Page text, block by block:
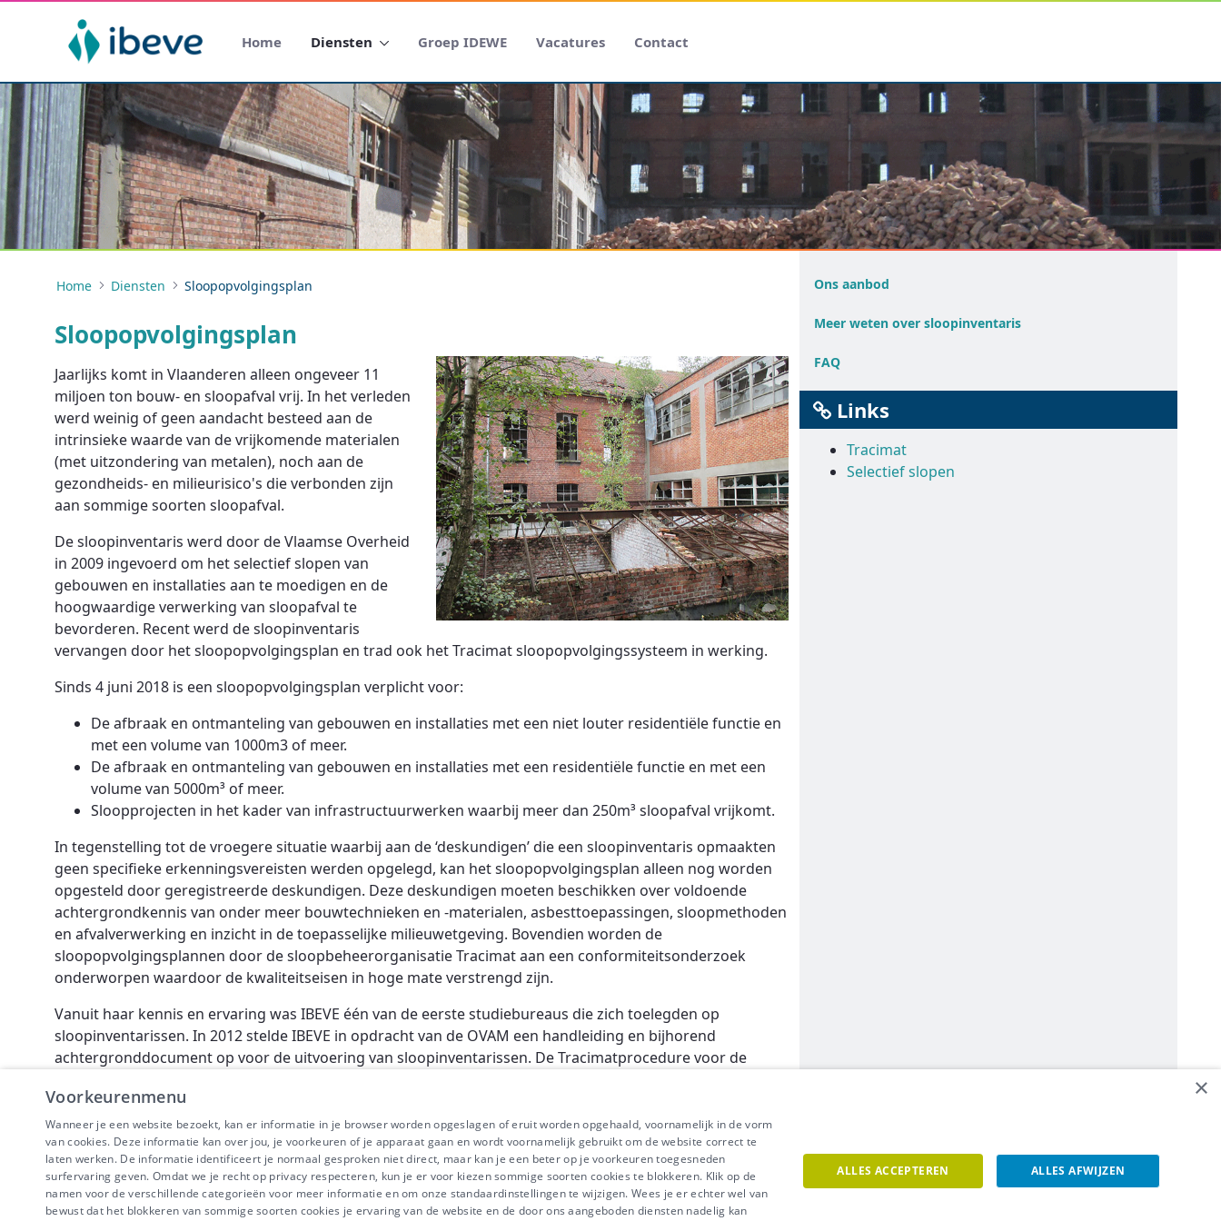
Home Diensten Groep IDEWE Vacatures Contact
Home Diensten Sloopopvolgingsplan
Sloopopvolgingsplan
Jaarlijks komt in Vlaanderen alleen ongeveer 11
miljoen ton bouw- en sloopafval vrij. In het verleden
werd weinig of geen aandacht besteed aan de
intrinsieke waarde van de vrijkomende materialen
(met uitzondering van metalen), noch aan de
gezondheids- en milieurisico's die verbonden zijn
aan sommige soorten sloopafval.
De sloopinventaris werd door de Vlaamse Overheid
in 2009 ingevoerd om het selectief slopen van
gebouwen en installaties aan te moedigen en de
hoogwaardige verwerking van sloopafval te
bevorderen. Recent werd de sloopinventaris
vervangen door het sloopopvolgingsplan en trad ook het Tracimat sloopopvolgingssysteem in werking.
Sinds 4 juni 2018 is een sloopopvolgingsplan verplicht voor:
De afbraak en ontmanteling van gebouwen en installaties met een niet louter residentiële functie en
met een volume van 1000m3 of meer.
De afbraak en ontmanteling van gebouwen en installaties met een residentiële functie en met een
volume van 5000m³ of meer.
Sloopprojecten in het kader van infrastructuurwerken waarbij meer dan 250m³ sloopafval vrijkomt.
In tegenstelling tot de vroegere situatie waarbij aan de ‘deskundigen’ die een sloopinventaris opmaakten
geen specifieke erkenningsvereisten werden opgelegd, kan het sloopopvolgingsplan alleen nog worden
opgesteld door geregistreerde deskundigen. Deze deskundigen moeten beschikken over voldoende
achtergrondkennis van onder meer bouwtechnieken en -materialen, asbesttoepassingen, sloopmethoden
en afvalverwerking en inzicht in de toepasselijke milieuwetgeving. Bovendien worden de
sloopopvolgingsplannen door de sloopbeheerorganisatie Tracimat aan een conformiteitsonderzoek
onderworpen waardoor de kwaliteitseisen in hoge mate verstrengd zijn.
Vanuit haar kennis en ervaring was IBEVE één van de eerste studiebureaus die zich toelegden op
sloopinventarissen. In 2012 stelde IBEVE in opdracht van de OVAM een handleiding en bijhorend
achtergronddocument op voor de uitvoering van sloopinventarissen. De Tracimatprocedure voor de
Ons aanbod
Meer weten over sloopinventaris
FAQ
Links
Tracimat
Selectief slopen
IBEVE maakt deel uit van Groep IDEWE
Disclaimer-Privacy- Cookiebeleid
Meer vragen? Neem meteen contact op.
×
Voorkeurenmenu
Wanneer je een website bezoekt, kan er informatie in je browser worden opgeslagen of eruit worden opgehaald, voornamelijk in de vorm
van cookies. Deze informatie kan over jou, je voorkeuren of je apparaat gaan en wordt voornamelijk gebruikt om de website correct te
laten werken. De informatie identificeert je normaal gesproken niet direct, maar kan je een beter op je voorkeuren toegesneden
surfervaring geven. Omdat we je recht op privacy respecteren, kun je er voor kiezen sommige soorten cookies te blokkeren. Klik op de
namen voor de verschillende categorieën voor meer informatie en om onze standaardinstellingen te wijzigen. Wees je er echter wel van
bewust dat het blokkeren van sommige soorten cookies je ervaring van de website en de door ons aangeboden diensten nadelig kan
ALLES ACCEPTEREN ALLES AFWIJZEN